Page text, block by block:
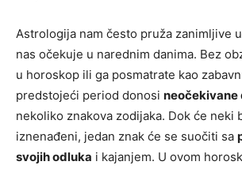
Astrologija nam često pruža zanimljive
nas očekuje u narednim danima. Bez
u horoskop ili ga posmatrate kao
predstojeći period donosi neočekivane
nekoliko znakova zodijaka. Dok će neki
iznenađeni, jedan znak će se suočiti sa
svojih odluka i kajanjem. U ovom